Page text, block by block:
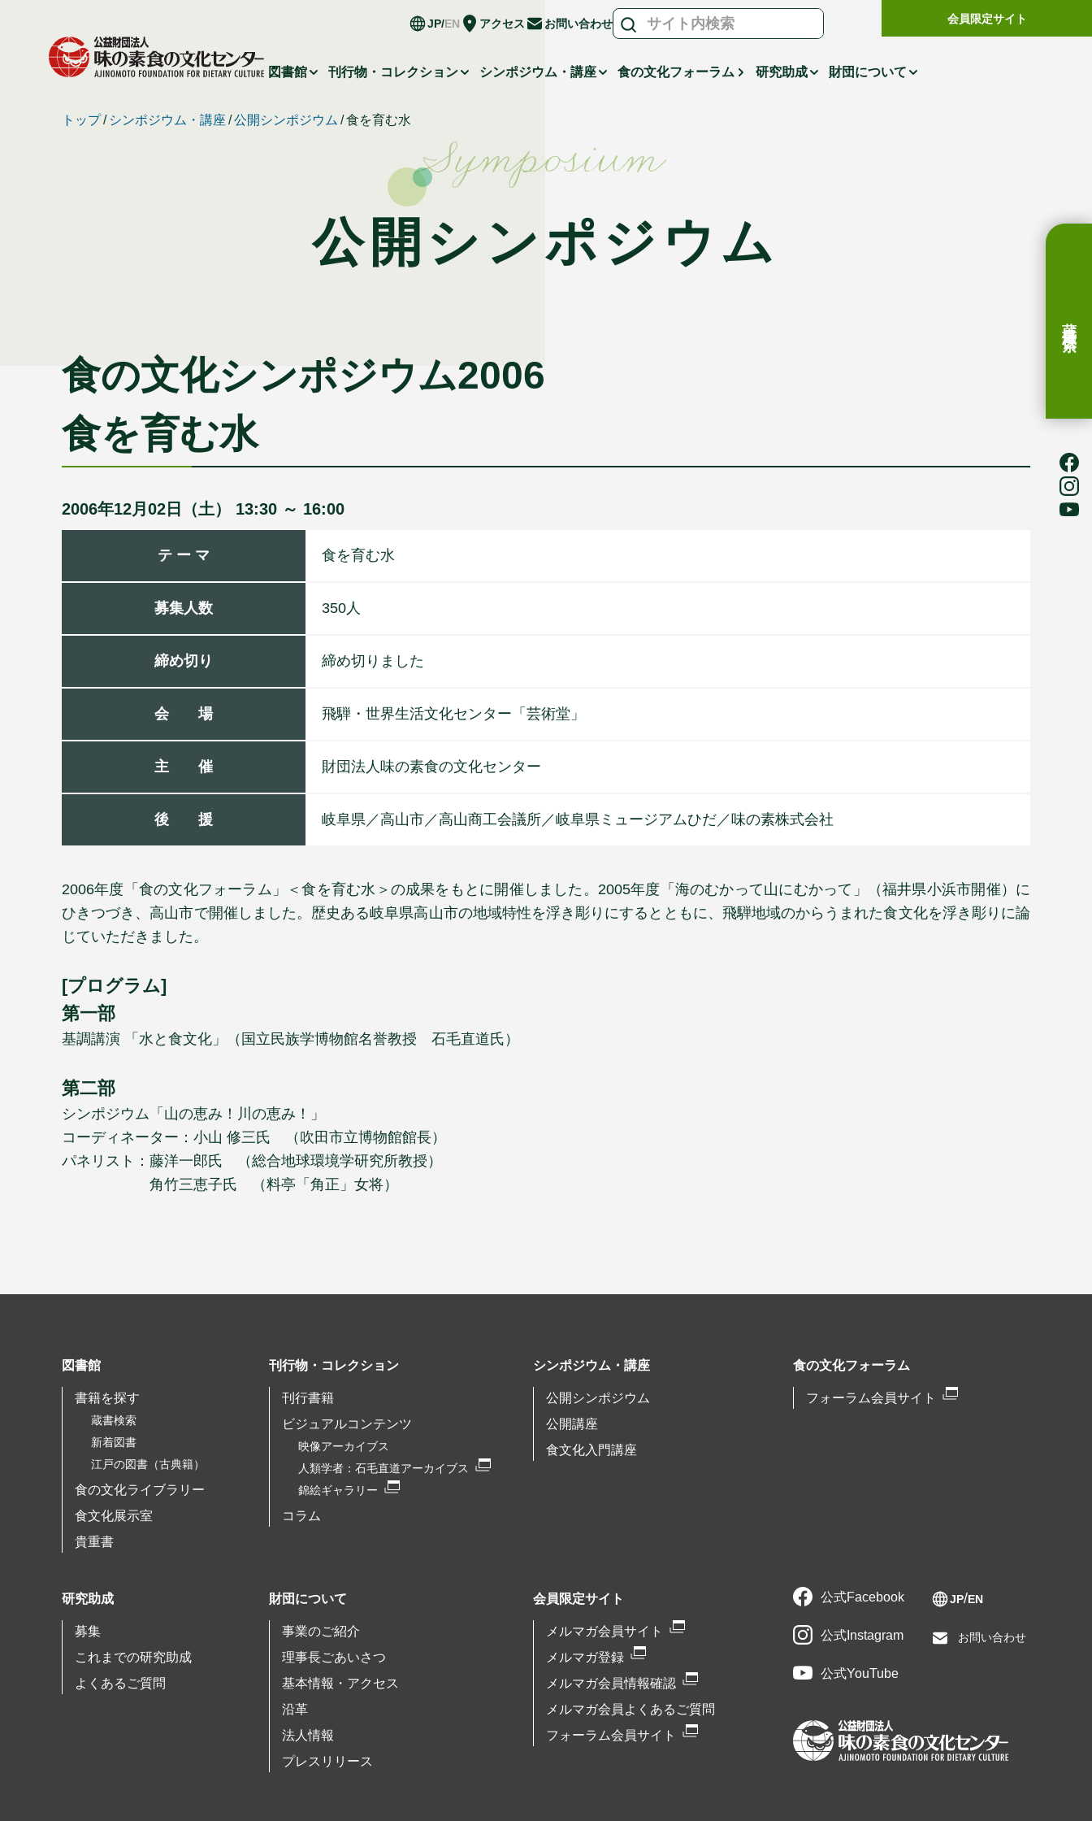
JP EN アクセス お問い合わせ
図書館 刊行物・コレクション シンポジウム・講座 食の文化フォーラム 研究助成 財団について
会員限定サイト
蔵書検索
トップ シンポジウム・講座 公開シンポジウム 食を育む水 Symposium
公開シンポジウム
食の文化シンポジウム2006
食を育む水
2006年12月02日（土） 13:30 ～ 16:00
テ ー マ 食を育む水
募集人数 350人
締め切り 締め切りました
会 場 飛騨・世界生活文化センター「芸術堂」
主 催 財団法人味の素食の文化センター
後 援 岐阜県／高山市／高山商工会議所／岐阜県ミュージアムひだ／味の素株式会社
2006年度「食の文化フォーラム」＜食を育む水＞の成果をもとに開催しました。2005年度「海のむかって山にむかって」（福井県小浜市開催）に
ひきつづき、高山市で開催しました。歴史ある岐阜県高山市の地域特性を浮き彫りにするとともに、飛騨地域のからうまれた食文化を浮き彫りに論
じていただきました。
[プログラム]
第一部
基調講演 「水と食文化」（国立民族学博物館名誉教授 石毛直道氏）
第二部
シンポジウム「山の恵み！川の恵み！」
コーディネーター：小山 修三氏 （吹田市立博物館館長）
パネリスト：藤洋一郎氏 （総合地球環境学研究所教授）
角竹三恵子氏 （料亭「角正」女将）
図書館
書籍を探す
蔵書検索
新着図書
江戸の図書（古典籍）
食の文化ライブラリー
食文化展示室
貴重書
刊行物・コレクション
刊行書籍
ビジュアルコンテンツ
映像アーカイブス
人類学者： 石毛直道アーカイブス
錦絵ギャラリー
コラム
シンポジウム・講座
公開シンポジウム
公開講座
食文化入門講座
食の文化フォーラム
フォーラム会員サイト
研究助成
募集
これまでの研究助成
よくあるご質問
財団について
事業のご紹介
理事長ごあいさつ
基本情報・アクセス
沿革
法人情報
プレスリリース
会員限定サイト
メルマガ会員サイト
メルマガ登録
メルマガ会員情報確認
メルマガ会員よくあるご質問
フォーラム会員サイト
公式Facebook
公式Instagram
公式YouTube
JP EN
お問い合わせ